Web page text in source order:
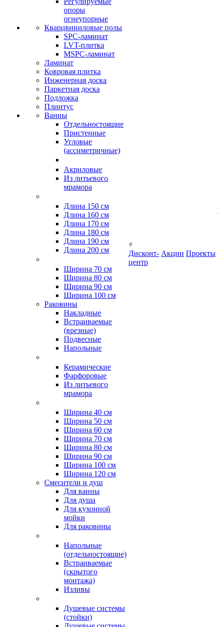
опоры
огнеупорные
Кварцвиниловые полы
SPC-ламинат
LVT-плитка
MSPC-ламинат
Ламинат
Ковровая плитка
Инженерная доска
Паркетная доска
Подложка
Плинтус
Ванны
Отдельностоящие
Пристенные
Угловые
(ассиметричные)
Акриловые
Из литьевого
мрамора
Длина 150 см
Длина 160 см
Длина 170 см
Длина 180 см
Длина 190 см
Длина 200 см
Ширина 70 см
Ширина 80 см
Ширина 90 см
Ширина 100 см
Раковины
Накладные
Встраиваемые
(врезные)
Подвесные
Напольные
Керамические
Фарфоровые
Из литьевого
мрамора
Ширина 40 см
Ширина 50 см
Ширина 60 см
Ширина 70 см
Ширина 80 см
Ширина 90 см
Ширина 100 см
Ширина 120 см
Смесители и душ
Для ванны
Для душа
Для кухонной
мойки
Для раковины
Напольные
(отдельностоящие)
Встраиваемые
(скрытого
монтажа)
Изливы
Душевые системы
(стойки)
Дисконт-
центр
Акции Проекты